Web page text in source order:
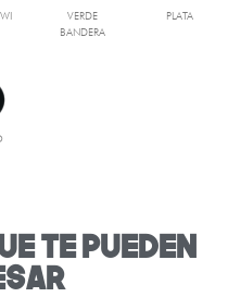
VERDE
BANDERA
PLATA
te pueden